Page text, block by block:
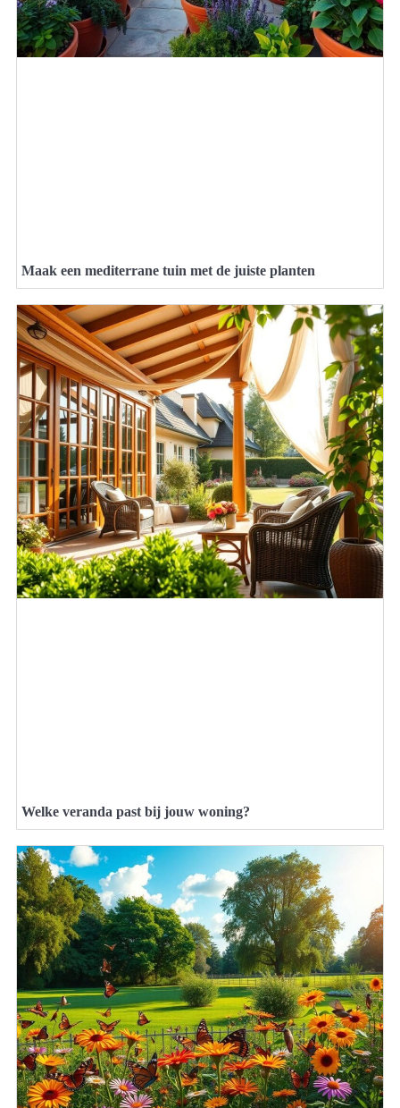
Maak een mediterrane tuin met de juiste planten
Welke veranda past bij jouw woning?